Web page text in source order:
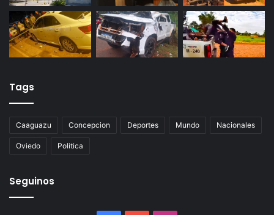
Tags
Caaguazu Concepcion Deportes Mundo Nacionales
Oviedo Politica
Seguinos